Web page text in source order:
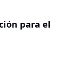
para el